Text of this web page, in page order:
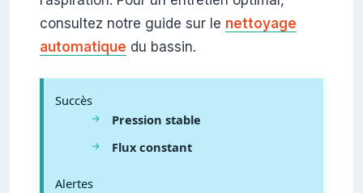
consultez notre guide sur le nettoyage
automatique du bassin.
Succès
Pression stable
Flux constant
Alertes